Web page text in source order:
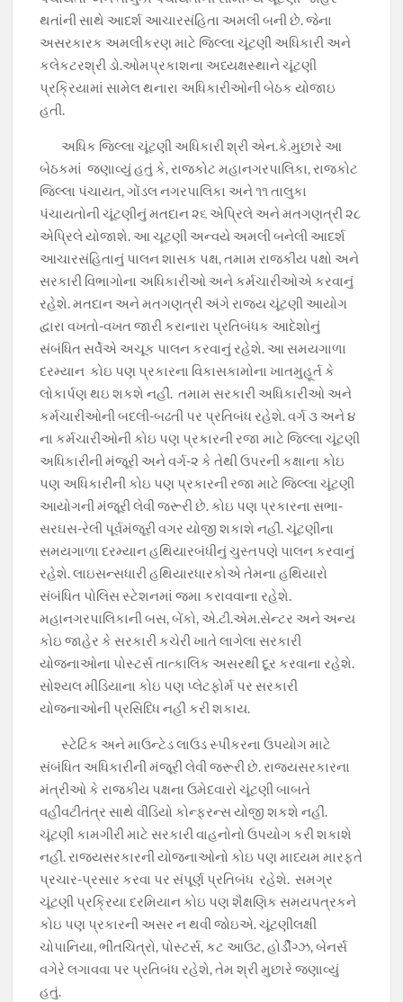
થતાંની સાથે આદર્શ આચારસંહિતા અમલી બની છે. જેના
અસરકારક અમલીકરણ માટે જિલ્લા ચૂંટણી અધિકારી અને
કલેકટરશ્રી ડો.ઓમપ્રકાશના અધ્યક્ષસ્થાને ચૂંટણી
પ્રક્રિયામાં સામેલ થનારા અધિકારીઓની બેઠક યોજાઇ
હતી.
અધિક જિલ્લા ચૂંટણી અધિકારી શ્રી એન.કે.મુછારે આ
બેઠકમાં જણાવ્યું હતું કે, રાજકોટ મહાનગરપાલિકા, રાજકોટ
જિલ્લા પંચાયત, ગોંડલ નગરપાલિકા અને ૧૧ તાલુકા
પંચાયતોની ચૂંટણીનું મતદાન ૨૬ એપ્રિલે અને મતગણત્રી ૨૮
એપ્રિલે યોજાશે. આ ચૂટણી અન્વયે અમલી બનેલી આદર્શ
આચારસંહિતાનું પાલન શાસક પક્ષ, તમામ રાજકીય પક્ષો અને
સરકારી વિભાગોના અધિકારીઓ અને કર્મચારીઓએ કરવાનું
રહેશે. મતદાન અને મતગણત્રી અંગે રાજય ચૂંટણી આયોગ
દ્વારા વખતો-વખત જારી કરાનારા પ્રતિબંધક આદેશોનું
સંબંધિત સર્વેએ અચૂક પાલન કરવાનું રહેશે. આ સમયગાળા
દરમ્યાન કોઇ પણ પ્રકારના વિકાસકામોના ખાતમુહૂર્ત કે
લોકાર્પણ થઇ શકશે નહીં. તમામ સરકારી અધિકારીઓ અને
કર્મચારીઓની બદલી-બઢતી પર પ્રતિબંધ રહેશે. વર્ગ ૩ અને ૪
ના કર્મચારીઓની કોઇ પણ પ્રકારની રજા માટે જિલ્લા ચૂંટણી
અધિકારીની મંજૂરી અને વર્ગ-૨ કે તેથી ઉપરની કક્ષાના કોઇ
પણ અધિકારીની કોઇ પણ પ્રકારની રજા માટે જિલ્લા ચૂંટણી
આયોગની મંજૂરી લેવી જરૂરી છે. કોઇ પણ પ્રકારના સભા-
સરઘસ-રેલી પૂર્વમંજૂરી વગર યોજી શકાશે નહીં. ચૂંટણીના
સમયગાળા દરમ્યાન હથિયારબંધીનું ચુસ્તપણે પાલન કરવાનું
રહેશે. લાઇસન્સધારી હથિયારધારકોએ તેમના હથિયારો
સંબંધિત પોલિસ સ્ટેશનમાં જમા કરાવવાના રહેશે.
મહાનગરપાલિકાની બસ, બેંકો, એ.ટી.એમ.સેન્ટર અને અન્ય
કોઇ જાહેર કે સરકારી કચેરી ખાતે લાગેલા સરકારી
યોજનાઓના પોસ્ટર્સ તાત્કાલિક અસરથી દૂર કરવાના રહેશે.
સોશ્યલ મીડિયાના કોઇ પણ પ્લેટફોર્મ પર સરકારી
યોજનાઓની પ્રસિધ્ધિ નહીં કરી શકાય.
સ્ટેટિક અને માઉન્ટેડ લાઉડ સ્પીકરના ઉપયોગ માટે
સંબંધિત અધિકારીની મંજૂરી લેવી જરૂરી છે. રાજયસરકારના
મંત્રીઓ કે રાજકીય પક્ષના ઉમેદવારો ચૂંટણી બાબતે
વહીવટીતંત્ર સાથે વીડિયો કોન્ફરન્સ યોજી શકશે નહીં.
ચૂંટણી કામગીરી માટે સરકારી વાહનોનો ઉપયોગ કરી શકાશે
નહીં. રાજયસરકારની યોજનાઓનો કોઇ પણ માધ્યમ મારફતે
પ્રચાર-પ્રસાર કરવા પર સંપૂર્ણ પ્રતિબંધ રહેશે. સમગ્ર
ચૂંટણી પ્રક્રિયા દરમિયાન કોઇ પણ શૈક્ષણિક સમયપત્રકને
કોઇ પણ પ્રકારની અસર ન થવી જોઇએ. ચૂંટણીલક્ષી
ચોપાનિયા, ભીંતચિત્રો, પોસ્ટર્સ, કટ આઉટ, હોર્ડીંગ્ઝ, બેનર્સ
વગેરે લગાવવા પર પ્રતિબંધ રહેશે, તેમ શ્રી મુછારે જણાવ્યું
હતું.